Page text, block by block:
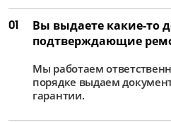
Замена матрицы
от 4 000 ₽
Ремонт матрицы
от 2 500 ₽
01
Вы выдаете какие-то
подтверждающие
Мы работаем
порядке выдаем
гарантии.